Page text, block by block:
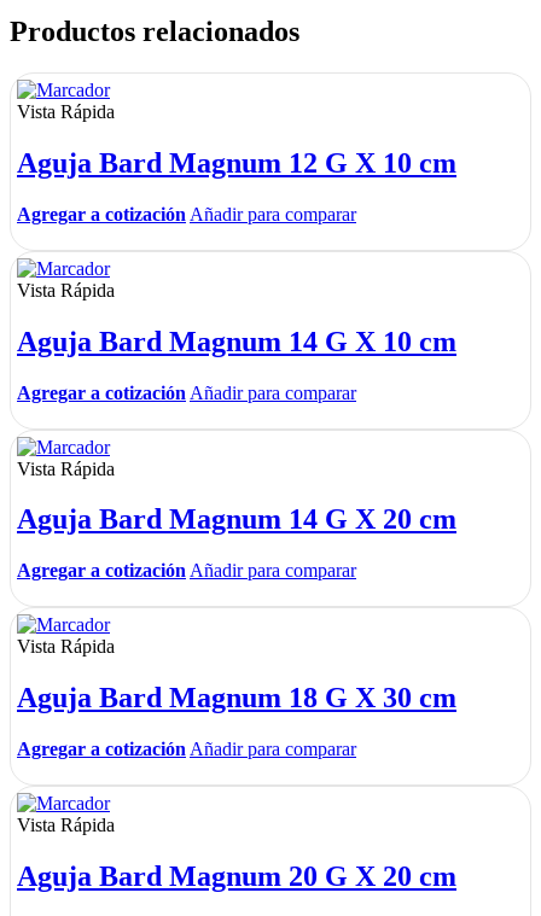
Productos relacionados
Vista Rápida
Aguja Bard Magnum 12 G X 10 cm
Agregar a cotización Añadir para comparar
Vista Rápida
Aguja Bard Magnum 14 G X 10 cm
Agregar a cotización Añadir para comparar
Vista Rápida
Aguja Bard Magnum 14 G X 20 cm
Agregar a cotización Añadir para comparar
Vista Rápida
Aguja Bard Magnum 18 G X 30 cm
Agregar a cotización Añadir para comparar
Vista Rápida
Aguja Bard Magnum 20 G X 20 cm